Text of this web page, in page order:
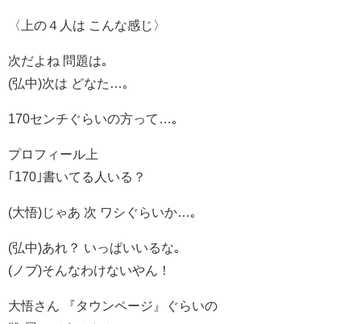
〈上の４人は こんな感じ〉
次だよね 問題は｡
(弘中)次は どなた…｡
170センチぐらいの方って…｡
プロフィール上
｢170｣書いてる人いる？
(大悟)じゃあ 次 ワシぐらいか…｡
(弘中)あれ？ いっぱいいるな｡
(ノブ)そんなわけないやん！
大悟さん 『タウンページ』ぐらいの